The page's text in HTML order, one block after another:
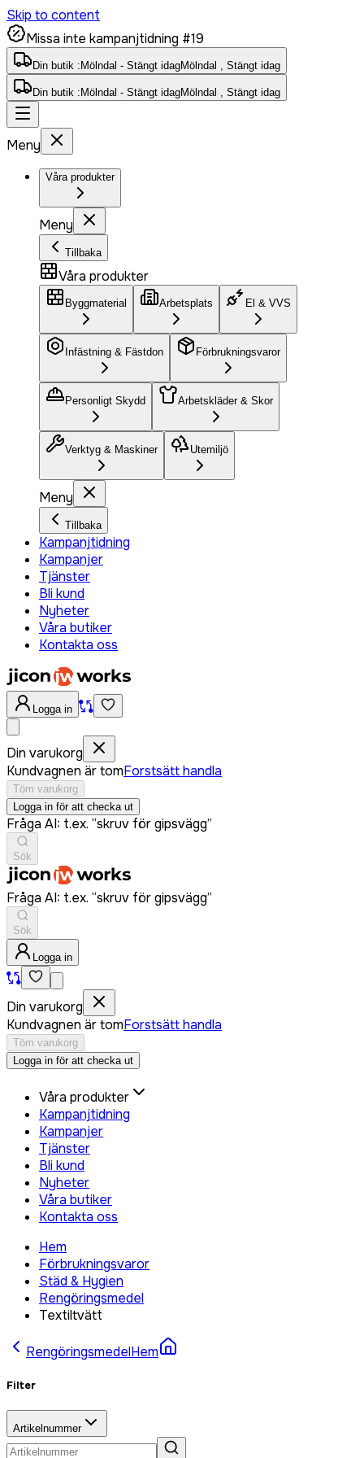
Skip to content
Missa inte kampanjtidning #19
Din butik : Mölndal - Stängt idagMölndal , Stängt idag
Din butik : Mölndal - Stängt idagMölndal , Stängt idag
Meny
Våra produkter
Meny
Tillbaka
Våra produkter
Byggmaterial Arbetsplats El & VVS
Infästning & Fästdon Förbrukningsvaror
Personligt Skydd Arbetskläder & Skor
Verktyg & Maskiner Utemiljö
Meny
Tillbaka
Kampanjtidning
Kampanjer
Tjänster
Bli kund
Nyheter
Våra butiker
Kontakta oss
Logga in
Din varukorg
Kundvagnen är tomForstsätt handla
Töm varukorg
Logga in för att checka ut
Fråga AI: t.ex. “skruv för gipsvägg”
Sök
Fråga AI: t.ex. “skruv för gipsvägg”
Sök
Logga in
Din varukorg
Kundvagnen är tomForstsätt handla
Töm varukorg
Logga in för att checka ut
Våra produkter
Kampanjtidning
Kampanjer
Tjänster
Bli kund
Nyheter
Våra butiker
Kontakta oss
Hem
Förbrukningsvaror
Städ & Hygien
Rengöringsmedel
Textiltvätt
RengöringsmedelHem
Filter
Artikelnummer